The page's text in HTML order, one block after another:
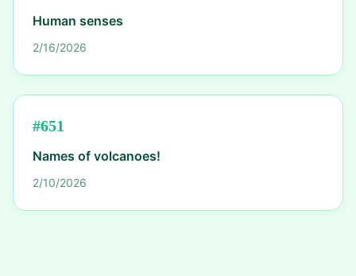
Human senses
2/16/2026
#651
Names of volcanoes!
2/10/2026